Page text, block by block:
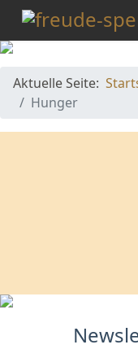
Aktuelle Seite:
Hunger